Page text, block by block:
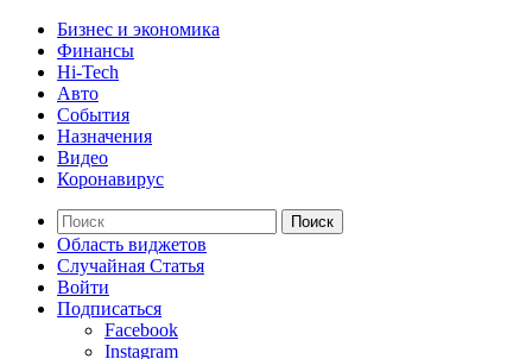
Бизнес и экономика
Финансы
Hi-Tech
Авто
События
Назначения
Видео
Коронавирус
Поиск
Область виджетов
Случайная Статья
Войти
Подписаться
Facebook
Instagram